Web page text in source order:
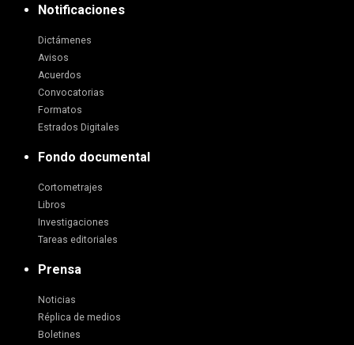
Notificaciones
Dictámenes
Avisos
Acuerdos
Convocatorias
Formatos
Estrados Digitales
Fondo documental
Cortometrajes
Libros
Investigaciones
Tareas editoriales
Prensa
Noticias
Réplica de medios
Boletines